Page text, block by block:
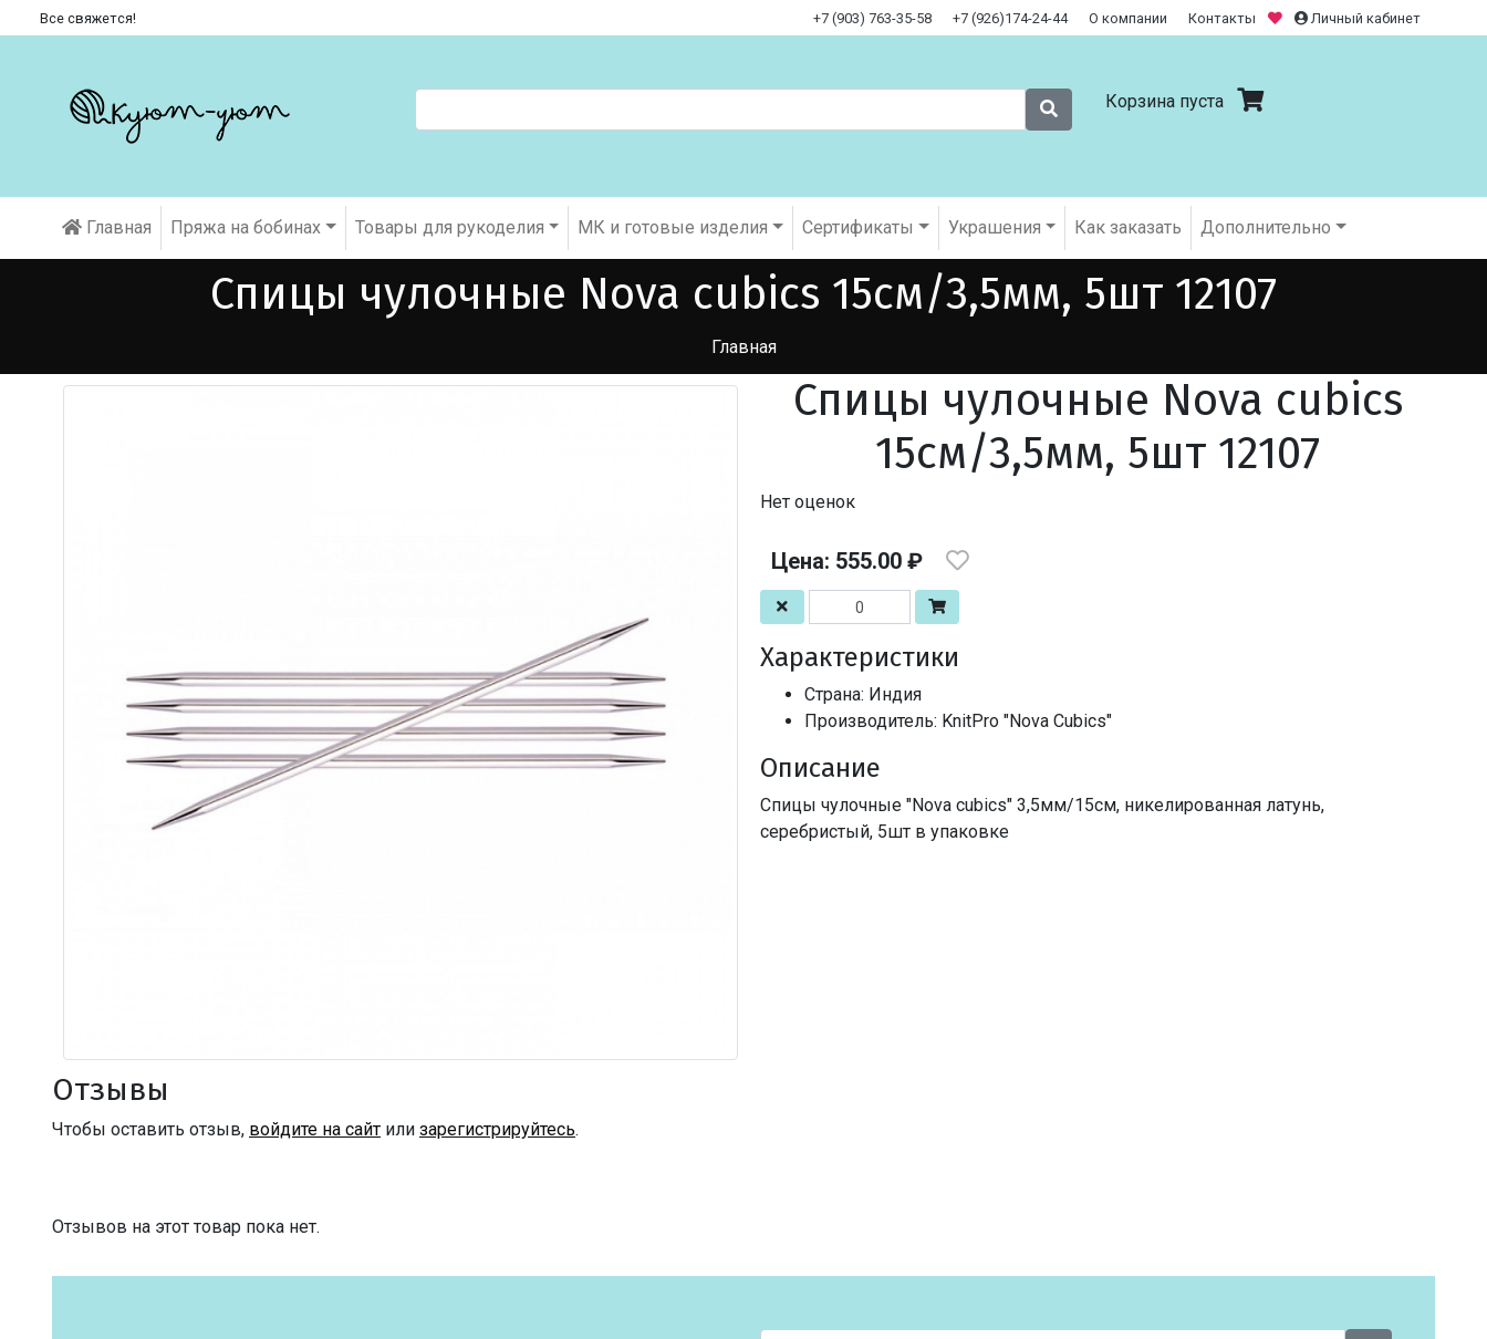
Все свяжется! +7 (903) 763-35-58 +7 (926)174-24-44 О компании Контакты Личный кабинет
Корзина пуста
Главная Пряжа на бобинах Товары для рукоделия МК и готовые изделия Cертификаты Украшения Как заказать Дополнительно
Спицы чулочные Nova cubics 15см/3,5мм, 5шт 12107
Главная
Спицы чулочные Nova cubics
15см/3,5мм, 5шт 12107
Нет оценок
Цена: 555.00 ₽
Характеристики
Страна: Индия
Производитель: KnitPro "Nova Cubics"
Описание
Спицы чулочные "Nova cubics" 3,5мм/15см, никелированная латунь,
серебристый, 5шт в упаковке
Отзывы
Чтобы оставить отзыв, войдите на сайт или зарегистрируйтесь.
Отзывов на этот товар пока нет.